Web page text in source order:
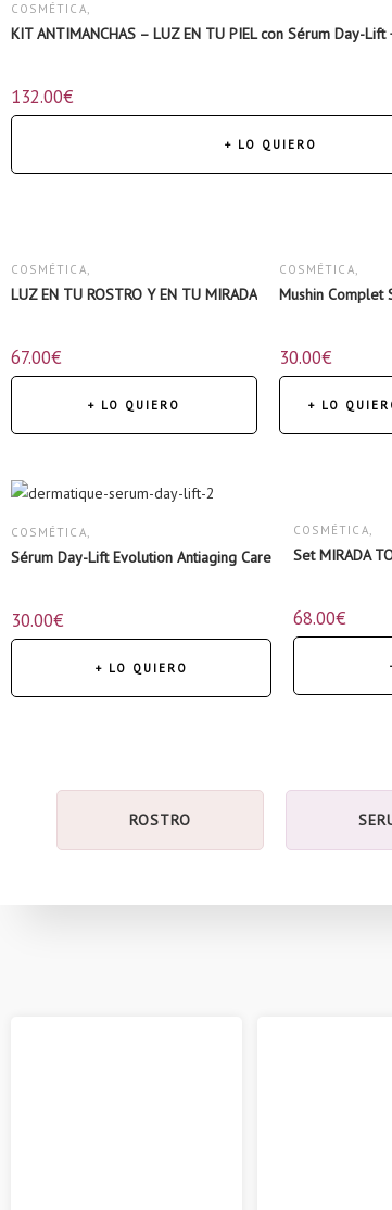
COSMÉTICA,
NUTRICOSMÉTICA
KIT ANTIMANCHAS – LUZ EN TU PIEL con Sérum Day-
132.00€
+ LO QUIERO
COSMÉTICA,
PRECIOS ESPECIALES
LUZ EN TU ROSTRO Y EN TU MIRADA
67.00€
+ LO QUIERO
COSMÉTICA,
Mushin Complet
30.00€
+ LO
COSMÉTICA
Sérum Day-Lift Evolution Antiaging Care
30.00€
+ LO QUIERO
COSMÉTICA,
PRECIOS
Set MIRADA
68.00€
ROSTRO